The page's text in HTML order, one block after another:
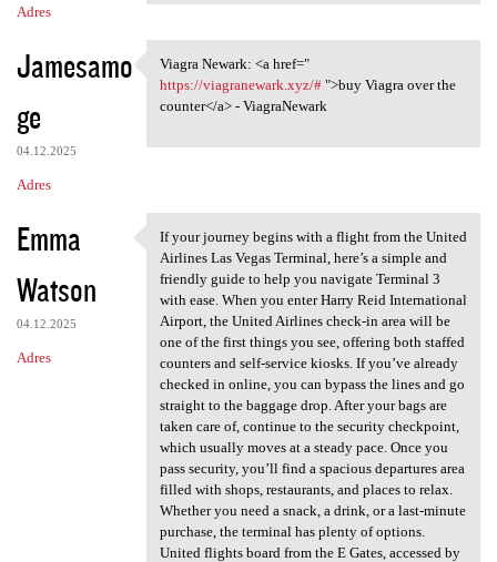
Adres
Jamesamo
ge
04.12.2025
Adres
Viagra Newark: <a href="
Viagra Newark: <a href="
https://viagranewark.xyz/#">buy Viagra over the
counter</a> - ViagraNewark
Emma
Watson
04.12.2025
Adres
If your journey begins with a
If your journey begins with a flight from the United
Airlines Las Vegas Terminal, here’s a simple and
friendly guide to help you navigate Terminal 3
with ease. When you enter Harry Reid International
Airport, the United Airlines check-in area will be
one of the first things you see, offering both staffed
counters and self-service kiosks. If you’ve already
checked in online, you can bypass the lines and go
straight to the baggage drop. After your bags are
taken care of, continue to the security checkpoint,
which usually moves at a steady pace. Once you
pass security, you’ll find a spacious departures area
filled with shops, restaurants, and places to relax.
Whether you need a snack, a drink, or a last-minute
purchase, the terminal has plenty of options.
United flights board from the E Gates, accessed by